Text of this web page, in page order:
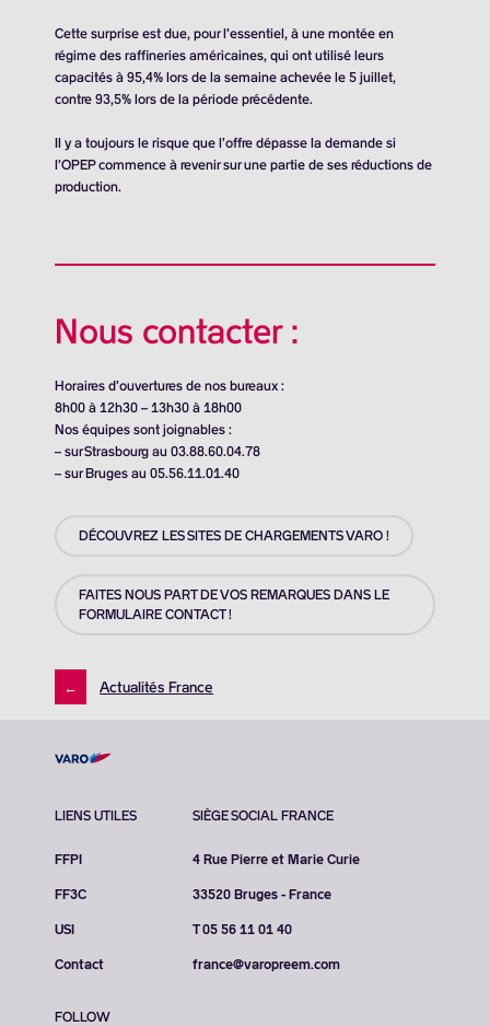
Cette surprise est due, pour l’essentiel, à une montée en
régime des raffineries américaines, qui ont utilisé leurs
capacités à 95,4% lors de la semaine achevée le 5 juillet,
contre 93,5% lors de la période précédente.
Il y a toujours le risque que l’offre dépasse la demande si
l’OPEP commence à revenir sur une partie de ses réductions de
production.
Nous contacter :
Horaires d’ouvertures de nos bureaux :
8h00 à 12h30 – 13h30 à 18h00
Nos équipes sont joignables :
– sur Strasbourg au 03.88.60.04.78
– sur Bruges au 05.56.11.01.40
DÉCOUVREZ LES SITES DE CHARGEMENTS VARO !
FAITES NOUS PART DE VOS REMARQUES DANS LE
FORMULAIRE CONTACT !
← Actualités France
LIENS UTILES
FFPI
FF3C
USI
Contact
SIÈGE SOCIAL FRANCE
4 Rue Pierre et Marie Curie
33520 Bruges - France
T 05 56 11 01 40
france@varopreem.com
FOLLOW